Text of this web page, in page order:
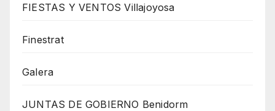
FIESTAS Y VENTOS Villajoyosa
Finestrat
Galera
JUNTAS DE GOBIERNO Benidorm